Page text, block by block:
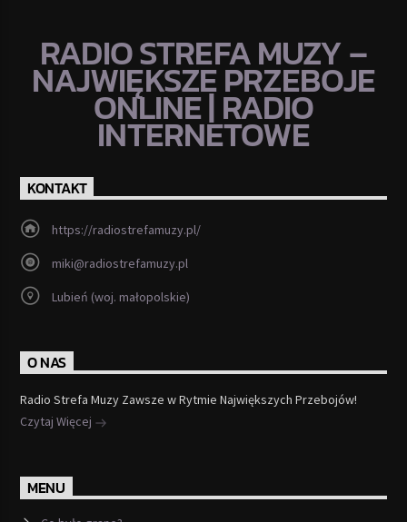
RADIO STREFA MUZY –
NAJWIĘKSZE PRZEBOJE
ONLINE | RADIO
INTERNETOWE
KONTAKT
https://radiostrefamuzy.pl/
miki@radiostrefamuzy.pl
Lubień (woj. małopolskie)
O NAS
Radio Strefa Muzy Zawsze w Rytmie Największych Przebojów!
Czytaj Więcej
MENU